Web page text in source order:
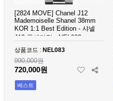
[2824 MOVE] Chanel J12
Mademoiselle Shanel 38mm
KOR 1:1 Best Edition - 샤넬
J12 풀세라믹 - NEL083
상품코드 : NEL083
990,000원
720,000원
베스트